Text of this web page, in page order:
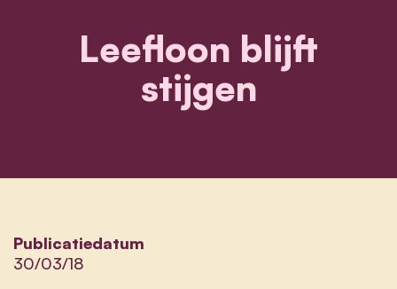
Leefloon blijft
stijgen
Publicatiedatum
30/03/18